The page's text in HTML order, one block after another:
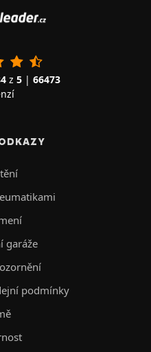
z 5| 66473
garáže
podmínky